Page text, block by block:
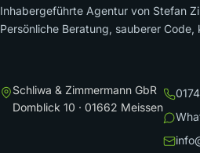
Inhabergeführte Agentur von Stefan
Persönliche Beratung, sauberer Code,
Schliwa & Zimmermann GbR
Domblick 10 · 01662 Meissen